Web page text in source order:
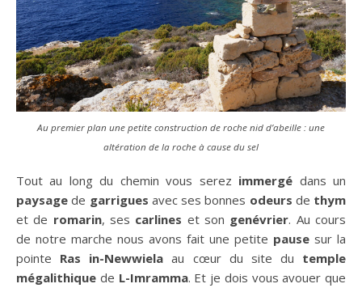
Au premier plan une petite construction de roche nid d’abeille : une
altération de la roche à cause du sel
Tout au long du chemin vous serez immergé dans un
paysage de garrigues avec ses bonnes odeurs de thym
et de romarin, ses carlines et son genévrier. Au cours
de notre marche nous avons fait une petite pause sur la
pointe Ras in-Newwielaau cœur du site du temple
mégalithique de L-Imramma. Et je dois vous avouer que